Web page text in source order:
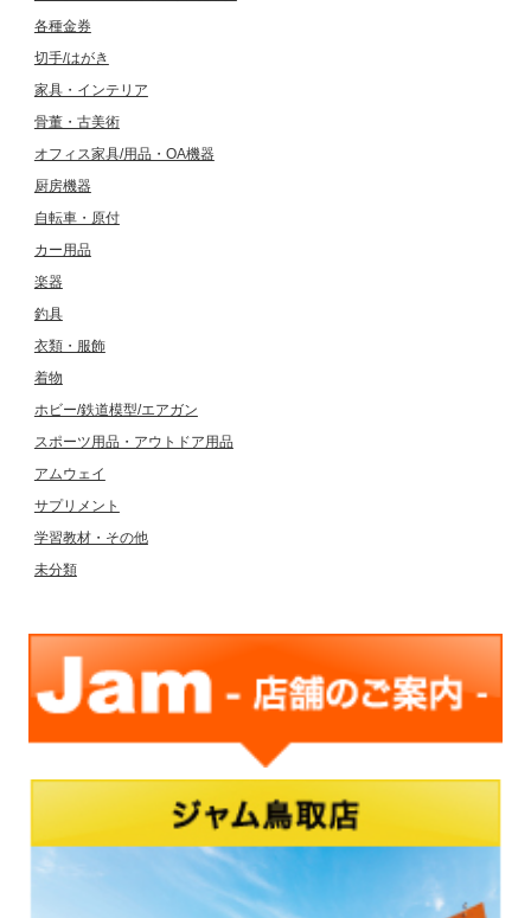
各種金券
切手/はがき
家具・インテリア
骨董・古美術
オフィス家具/用品・OA機器
厨房機器
自転車・原付
カー用品
楽器
釣具
衣類・服飾
着物
ホビー/鉄道模型/エアガン
スポーツ用品・アウトドア用品
アムウェイ
サプリメント
学習教材・その他
未分類